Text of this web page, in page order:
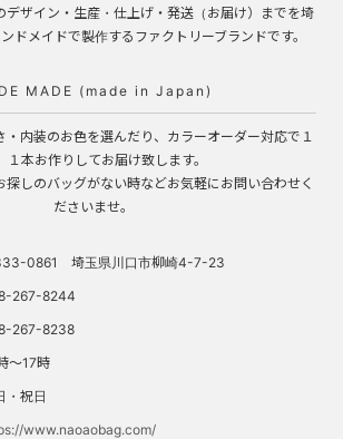
デザイン・生産・仕上げ・発送（お届け）までを埼
ドメイドで製作するファクトリーブランドです。
MADE (made in Japan)
内装のお色を選んだり、カラーオーダー対応で１
１本お作りしてお届け致します。
探しのバッグがない時などお気軽にお問い合わせく
ださいませ。
0861 埼玉県川口市柳崎4-7-23
267-8244
267-8238
～17時
・祝日
www.naoaobag.com/